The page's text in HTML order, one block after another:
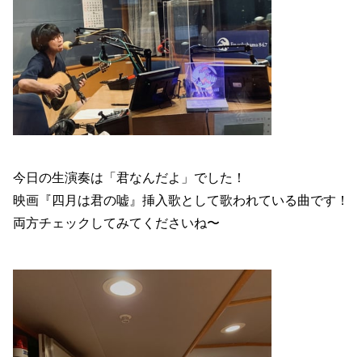
今日の生演奏は「君なんだよ」でした！
映画『四月は君の嘘』挿入歌として歌われている曲です！
両方チェックしてみてくださいね〜